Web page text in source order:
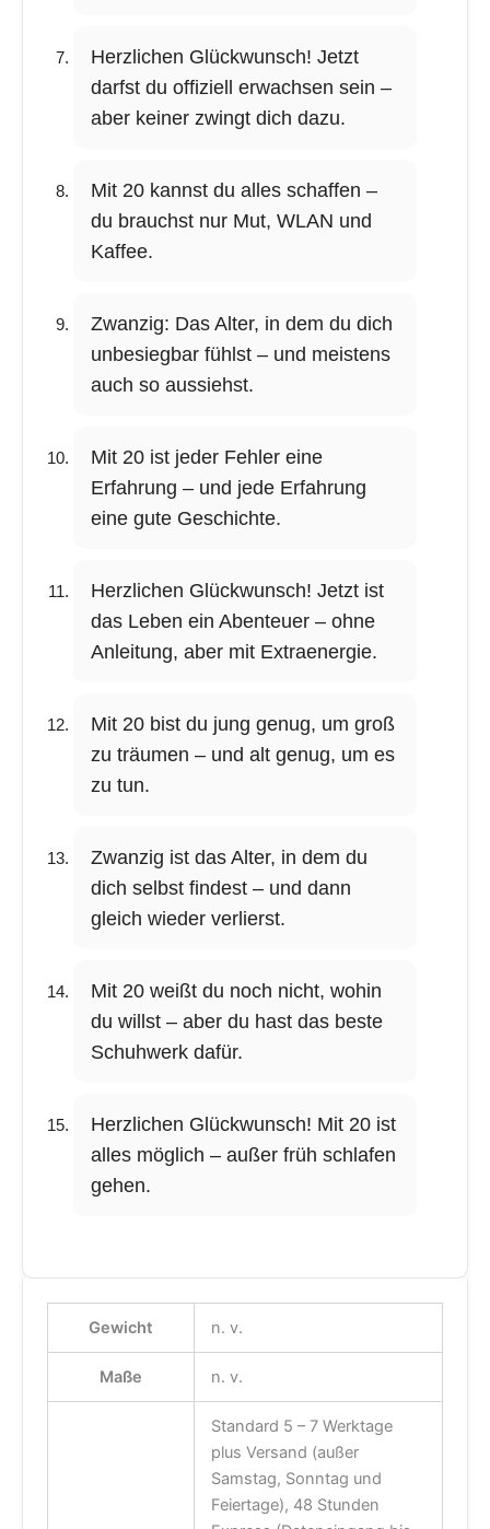
Herzlichen Glückwunsch! Jetzt
darfst du offiziell erwachsen sein –
aber keiner zwingt dich dazu.
Mit 20 kannst du alles schaffen –
du brauchst nur Mut, WLAN und
Kaffee.
Zwanzig: Das Alter, in dem du dich
unbesiegbar fühlst – und meistens
auch so aussiehst.
Mit 20 ist jeder Fehler eine
Erfahrung – und jede Erfahrung
eine gute Geschichte.
Herzlichen Glückwunsch! Jetzt ist
das Leben ein Abenteuer – ohne
Anleitung, aber mit Extraenergie.
Mit 20 bist du jung genug, um groß
zu träumen – und alt genug, um es
zu tun.
Zwanzig ist das Alter, in dem du
dich selbst findest – und dann
gleich wieder verlierst.
Mit 20 weißt du noch nicht, wohin
du willst – aber du hast das beste
Schuhwerk dafür.
Herzlichen Glückwunsch! Mit 20 ist
alles möglich – außer früh schlafen
gehen.
Gewicht n. v.
Maße n. v.
Standard 5 – 7 Werktage
plus Versand (außer
Samstag, Sonntag und
Feiertage), 48 Stunden